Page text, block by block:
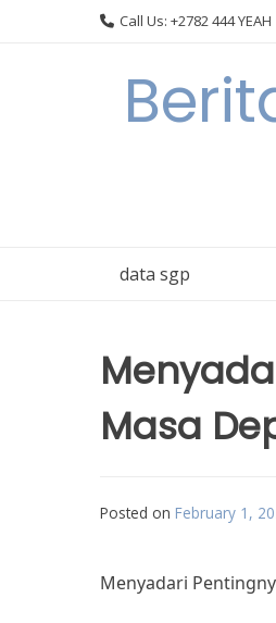
Call Us: +2782 444 YEAH
data sgp
Masa
Posted on February 1,
Menyadari